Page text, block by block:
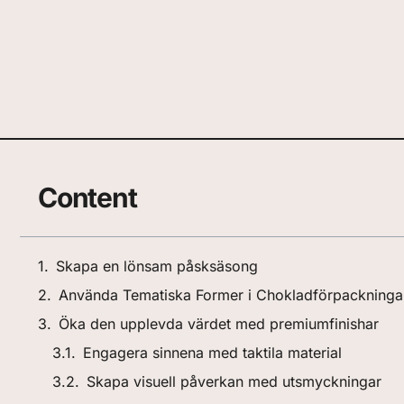
Content
Skapa en lönsam påsksäsong
Använda Tematiska Former i
Öka den upplevda värdet med premiumfinishar
Engagera sinnena med taktila material
Skapa visuell påverkan med utsmyckningar